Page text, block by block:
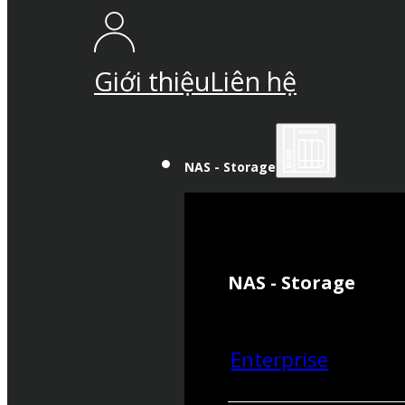
Giới thiệuLiên hệ
NAS - Storage
NAS - Storage
Enterprise